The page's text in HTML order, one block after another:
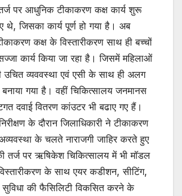
पर आधुनिक टीकाकरण कक्ष कार्य शुरू
थे, जिसका कार्य पूर्ण हो गया है। अब
कक्ष के विस्तारीकरण साथ ही बच्चों
कार्य किया जा रहा है। जिसमें महिलाओं
उचित व्यववस्था एवं एसी के साथ ही अलग
गया है। वहीं चिकित्सालय जनमानस
दवाई वितरण कांउटर भी बढाए गए हैं।
के दौरान जिलाधिकारी ने टीकाकरण
के चलते नाराजगी जाहिर करते हुए
तर्ज पर ऋषिकेश चिकित्सालय में भी मॉडल
के साथ एयर कडीशन, सीटिंग,
की फैसिलिटी विकसित करने के